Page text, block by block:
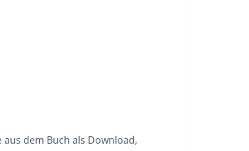
dem Buch als Download,